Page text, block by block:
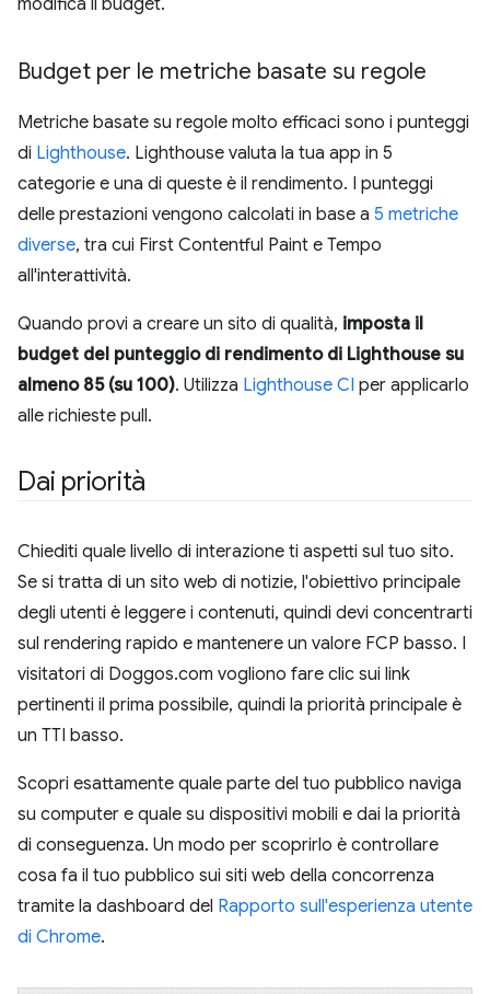
modifica il budget.
Budget per le metriche basate su regole
Metriche basate su regole molto efficaci sono i punteggi
di Lighthouse. Lighthouse valuta la tua app in 5
categorie e una di queste è il rendimento. I punteggi
delle prestazioni vengono calcolati in base a 5 metriche
diverse, tra cui First Contentful Paint e Tempo
all'interattività.
Quando provi a creare un sito di qualità, imposta il
budget del punteggio di rendimento di Lighthouse su
almeno 85 (su 100). Utilizza Lighthouse CI per applicarlo
alle richieste pull.
Dai priorità
Chiediti quale livello di interazione ti aspetti sul tuo sito.
Se si tratta di un sito web di notizie, l'obiettivo principale
degli utenti è leggere i contenuti, quindi devi concentrarti
sul rendering rapido e mantenere un valore FCP basso. I
visitatori di Doggos.com vogliono fare clic sui link
pertinenti il prima possibile, quindi la priorità principale è
un TTI basso.
Scopri esattamente quale parte del tuo pubblico naviga
su computer e quale su dispositivi mobili e dai la priorità
di conseguenza. Un modo per scoprirlo è controllare
cosa fa il tuo pubblico sui siti web della concorrenza
tramite la dashboard del Rapporto sull'esperienza utente
di Chrome.